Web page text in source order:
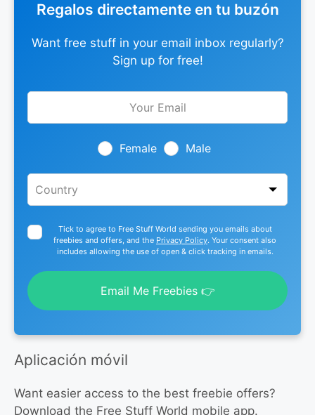
Regalos directamente en tu buzón
Want free stuff in your email inbox regularly?
Sign up for free!
Leave
Female Male
Tick to agree to Free Stuff World sending you emails about
freebies and offers, and the Privacy Policy. Your consent also
includes allowing the use of open & click tracking in emails.
Email Me Freebies 👉
Aplicación móvil
Want easier access to the best freebie offers?
Download the Free Stuff World mobile app.